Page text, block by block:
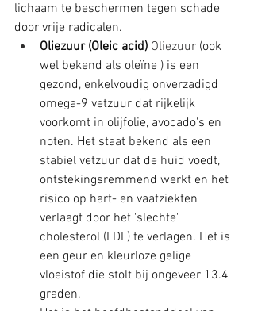
lichaam te beschermen tegen schade
door vrije radicalen.
Oliezuur (Oleic acid) Oliezuur (ook
wel bekend als oleïne ) is een
gezond, enkelvoudig onverzadigd
omega-9 vetzuur dat rijkelijk
voorkomt in olijfolie, avocado's en
noten. Het staat bekend als een
stabiel vetzuur dat de huid voedt,
ontstekingsremmend werkt en het
risico op hart- en vaatziekten
verlaagt door het 'slechte'
cholesterol (LDL) te verlagen. Het is
een geur en kleurloze gelige
vloeistof die stolt bij ongeveer 13.4
graden.